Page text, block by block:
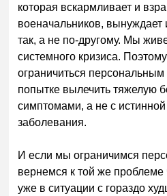
которая вскармливает и
военачальников, вынуждает
так, а не по-другому. Мы
системного кризиса.
ограничиться
попытке вылечить тяжелую
симптомами, а не с
заболевания.
И если мы ограничимся
вернемся к той же проблеме
уже в ситуации с гораздо